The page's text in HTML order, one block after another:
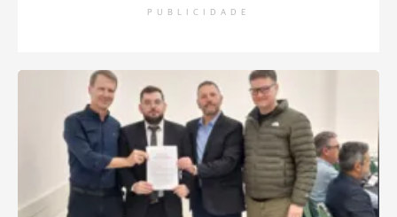
PUBLICIDADE